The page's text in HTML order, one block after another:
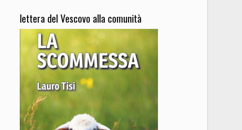
lettera del Vescovo alla comunità